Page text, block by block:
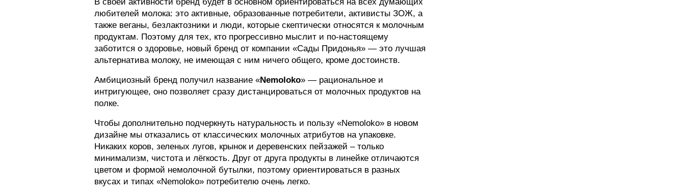
любителей молока: это активные, образованные потребители, активисты ЗОЖ, а
также веганы, безлактозники и люди, которые скептически относятся к молочным
продуктам. Поэтому для тех, кто прогрессивно мыслит и по-настоящему
заботится о здоровье, новый бренд от компании «Сады Придонья» — это лучшая
альтернатива молоку, не имеющая с ним ничего общего, кроме достоинств.
Амбициозный бренд получил название «Nemoloko» — рациональное и
интригующее, оно позволяет сразу дистанцироваться от молочных продуктов на
полке.
Чтобы дополнительно подчеркнуть натуральность и пользу «Nemoloko» в новом
дизайне мы отказались от классических молочных атрибутов на упаковке.
Никаких коров, зеленых лугов, крынок и деревенских пейзажей – только
минимализм, чистота и лёгкость. Друг от друга продукты в линейке отличаются
цветом и формой немолочной бутылки, поэтому ориентироваться в разных
вкусах и типах «Nemoloko» потребителю очень легко.